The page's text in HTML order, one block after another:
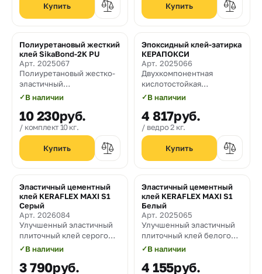
03-
50
sales@mpkm.org
Полиуретановый жесткий
клей SikaBond-2K PU
Арт. 2025067
Полиуретановый жестко-
эластичный
двухкомпонентный клей
напольных покрытий
✓В наличии
10 230руб.
комплект 10 кг.
Эпоксидный клей-затирка
КЕРАПОКСИ
Арт. 2025066
Двухкомпонентная
кислотостойкая
эпоксидная затирка
цветовой гамме из 20
цветов), для швов
шириной от 1 мм,
применяемая также в
качестве клея
✓В наличии
4 817руб.
ведро 2 кг.
Эластичный цементный
клей KERAFLEX MAXI S1
Серый
Арт. 2026084
Улучшенный эластичный
плиточный клей серого
цвета класса C2TE S1 для
плитки, керамогранита
✓В наличии
3 790руб.
Эластичный цементный
клей KERAFLEX MAXI S1
Белый
Арт. 2025065
Улучшенный эластичный
плиточный клей белого
цвета класса C2TE S1 для
плитки, керамогранита
✓В наличии
4 155руб.